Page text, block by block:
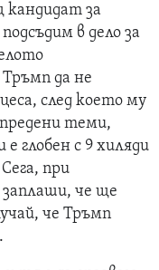
за
в дело за
да не
след което му
теми,
глобен с 9 хиляди
при
че ще
че Тръмп